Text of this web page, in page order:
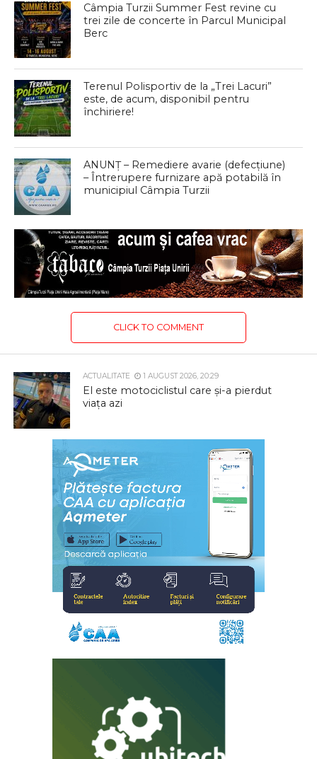
Câmpia Turzii Summer Fest revine cu
trei zile de concerte în Parcul Municipal
Berc
Terenul Polisportiv de la „Trei Lacuri”
este, de acum, disponibil pentru
închiriere!
ANUNȚ – Remediere avarie (defecțiune)
– Întrerupere furnizare apă potabilă în
municipiul Câmpia Turzii
CLICK TO COMMENT
ACTUALITATE 1 AUGUST 2026, 20:29
El este motociclistul care și-a pierdut
viața azi